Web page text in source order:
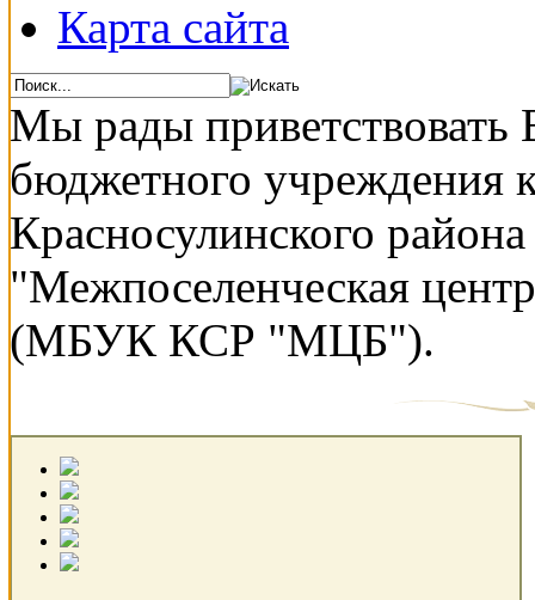
Карта сайта
Мы рады приветствовать
бюджетного учреждения
Красносулинского района
"Межпоселенческая
(МБУК КСР "МЦБ").